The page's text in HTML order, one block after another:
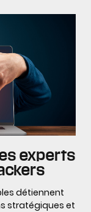
experts
détiennent
stratégiques et